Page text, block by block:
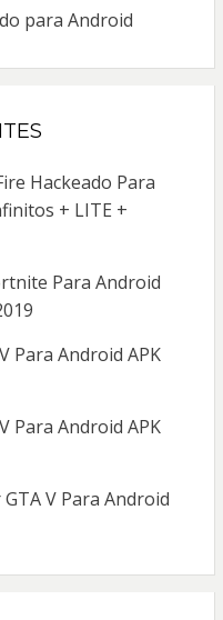
para Android
Hackeado Para
+ LITE +
Para Android
Para Android APK
Para Android APK
V Para Android